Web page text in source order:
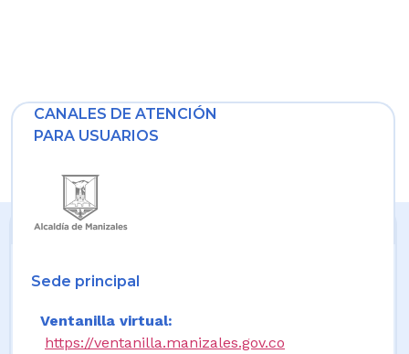
CANALES DE ATENCIÓN
PARA USUARIOS
Sede principal
Ventanilla virtual:
https://ventanilla.manizales.gov.co